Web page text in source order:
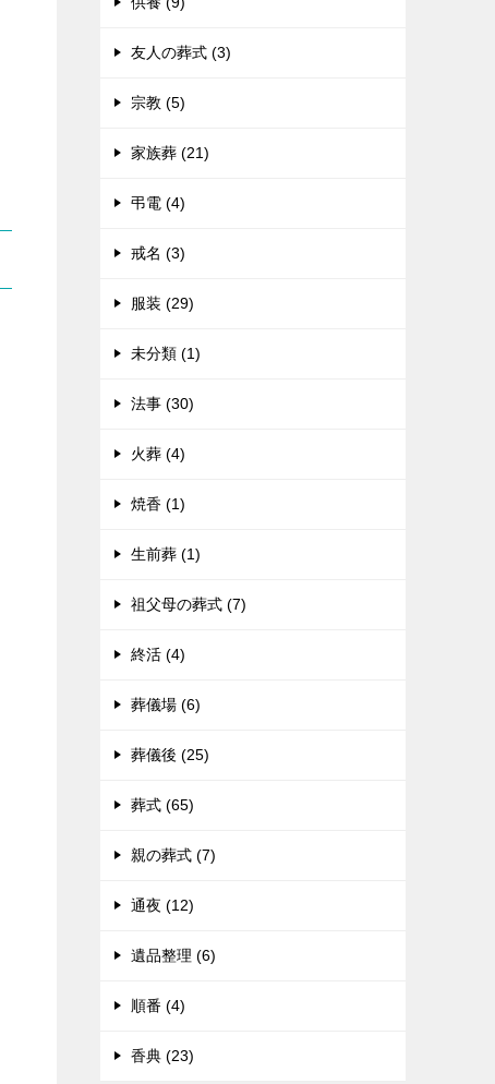
友人の葬式 (3)
宗教 (5)
家族葬 (21)
弔電 (4)
戒名 (3)
服装 (29)
未分類 (1)
法事 (30)
火葬 (4)
焼香 (1)
生前葬 (1)
祖父母の葬式 (7)
終活 (4)
葬儀場 (6)
葬儀後 (25)
葬式 (65)
親の葬式 (7)
通夜 (12)
遺品整理 (6)
順番 (4)
香典 (23)